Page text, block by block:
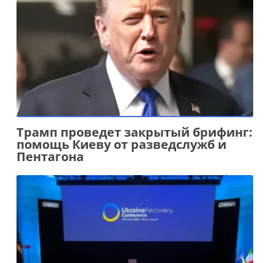
Трамп проведет закрытый брифинг:
помощь Киеву от разведслужб и
Пентагона